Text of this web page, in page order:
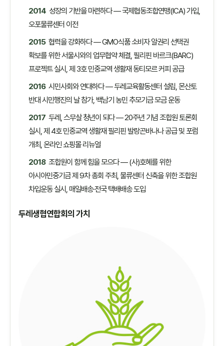
2014 성장의 기반을 마련하다 — 국제협동조합연맹(ICA) 가입,
오포물류센터 이전
2015 협력을 강화하다 — GMO식품 소비자 알권리 선택권
확보를 위한 서울시와의 업무협약 체결, 필리핀 바르크(BARC)
프로젝트 실시, 제 3호 민중교역 생활재 동티모르 커피 공급
2016 시민사회와 연대하다 — 두레교육활동센터 설립, 몬산토
반대 시민행진의 날 참가, 백남기 농민 추모기금 모금 운동
2017 두레, 스무살 청년이 되다 — 20주년 기념 조합원 토론회
실시, 제 4호 민중교역 생활재 필리핀 발랑곤바나나 공급 및 포럼
개최, 온라인 쇼핑몰 리뉴얼
2018 조합원이 함께 힘을 모으다 — (사)호혜를 위한
아시아민중기금 제 9차 총회 주최, 물류센터 신축을 위한 조합원
차입운동 실시, 매일배송·전국 택배배송 도입
두레생협연합회의 가치